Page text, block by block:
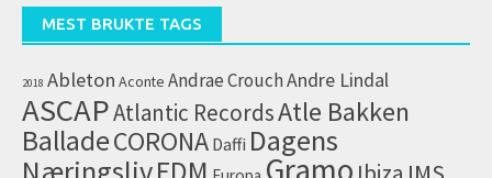
MEST BRUKTE TAGS
2018 Ableton Aconte Andrae CrouchAndre Lindal
ASCAPAtlantic RecordsAtle Bakken
BalladeCORONA Daffi Dagens
Næringsliv
Gramo